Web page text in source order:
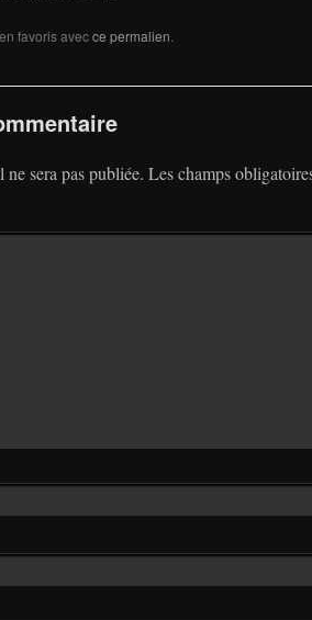
favoris avecce permalien
ne sera pas publiée. Les champs